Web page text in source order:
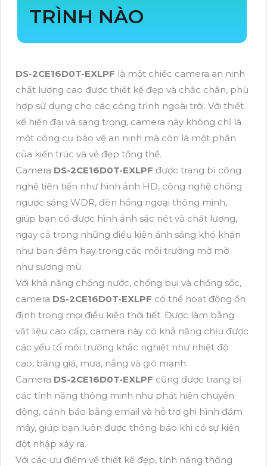
TRÌNH NÀO
DS-2CE16D0T-EXLPF là một chiếc camera an ninh
chất lượng cao được thiết kế đẹp và chắc chắn, phù
hợp sử dụng cho các công trình ngoài trời. Với thiết
kế hiện đại và sang trọng, camera này không chỉ là
một công cụ bảo vệ an ninh mà còn là một phần
của kiến trúc và vẻ đẹp tổng thể.
Camera DS-2CE16D0T-EXLPF được trang bị công
nghệ tiên tiến như hình ảnh HD, công nghệ chống
ngược sáng WDR, đèn hồng ngoại thông minh,
giúp bạn có được hình ảnh sắc nét và chất lượng,
ngay cả trong những điều kiện ánh sáng khó khăn
như ban đêm hay trong các môi trường mờ mờ
như sương mù.
Với khả năng chống nước, chống bụi và chống sốc,
camera DS-2CE16D0T-EXLPF có thể hoạt động ổn
định trong mọi điều kiện thời tiết. Được làm bằng
vật liệu cao cấp, camera này có khả năng chịu được
các yếu tố môi trường khắc nghiệt như nhiệt độ
cao, băng giá, mưa, nắng và gió mạnh.
Camera DS-2CE16D0T-EXLPF cũng được trang bị
các tính năng thông minh như phát hiện chuyển
động, cảnh báo bằng email và hỗ trợ ghi hình đám
mây, giúp bạn luôn được thông báo khi có sự kiện
đột nhập xảy ra.
Với các ưu điểm về thiết kế đẹp, tính năng thông